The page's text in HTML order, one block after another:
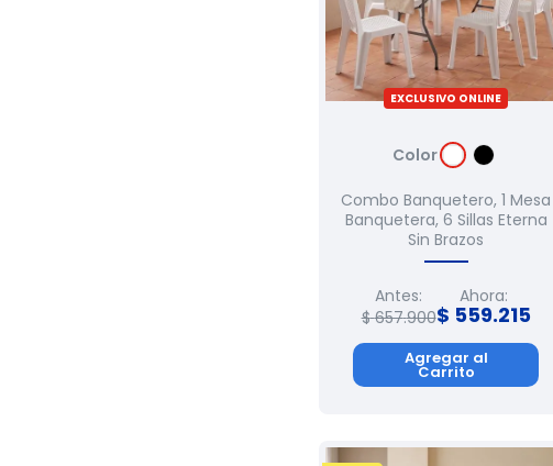
EXCLUSIVO ONLINE
Color
Combo Banquetero, 1 Mesa
Banquetera, 6 Sillas Eterna
Sin Brazos
Antes:
$ 657.900
Ahora:
$ 559.215
Agregar al
Carrito